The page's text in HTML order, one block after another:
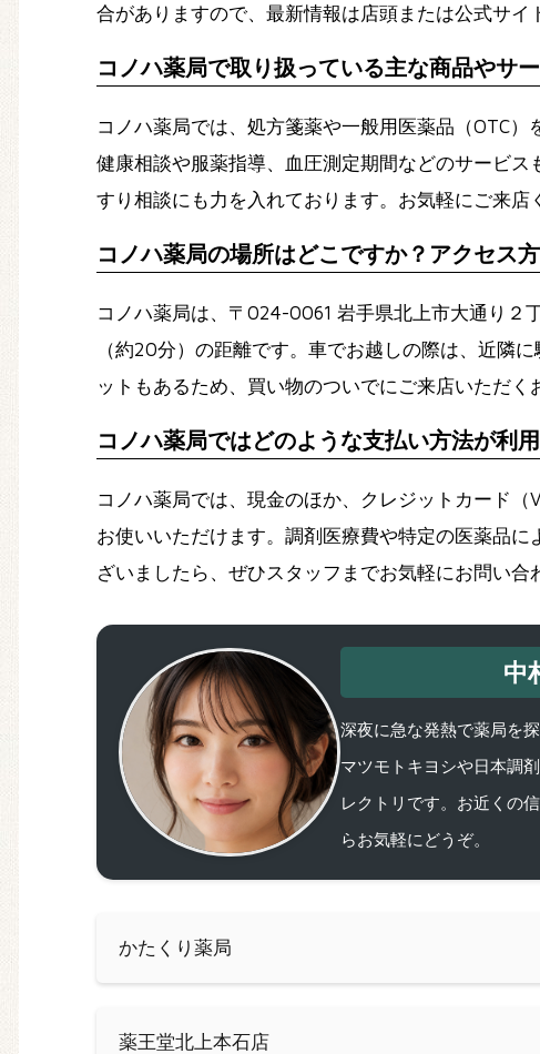
合がありますので、最新情報は店頭または公式サイ
コノハ薬局で取り扱っている主な商品やサ
コノハ薬局では、処方箋薬や一般用医薬品（OTC
健康相談や服薬指導、血圧測定期間などのサービ
すり相談にも力を入れております。お気軽にご来店
コノハ薬局の場所はどこですか？アクセス
コノハ薬局は、〒024-0061 岩手県北上市大通り２
（約20分）の距離です。車でお越しの際は、近隣
ットもあるため、買い物のついでにご来店いただく
コノハ薬局ではどのような支払い方法が利
コノハ薬局では、現金のほか、クレジットカード
お使いいただけます。調剤医療費や特定の医薬品
ざいましたら、ぜひスタッフまでお気軽にお問い合
中
深夜に急な発熱で薬局を
マツモトキヨシや日本調
レクトリです。お近くの
らお気軽にどうぞ。
かたくり薬局
薬王堂北上本石店